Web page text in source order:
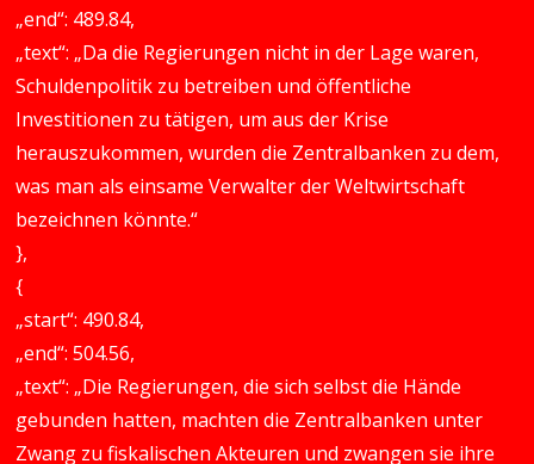
„end“: 489.84,
„text“: „Da die Regierungen nicht in der Lage waren,
Schuldenpolitik zu betreiben und öffentliche
Investitionen zu tätigen, um aus der Krise
herauszukommen, wurden die Zentralbanken zu dem,
was man als einsame Verwalter der Weltwirtschaft
bezeichnen könnte.“
},
{
„start“: 490.84,
„end“: 504.56,
„text“: „Die Regierungen, die sich selbst die Hände
gebunden hatten, machten die Zentralbanken unter
Zwang zu fiskalischen Akteuren und zwangen sie ihre